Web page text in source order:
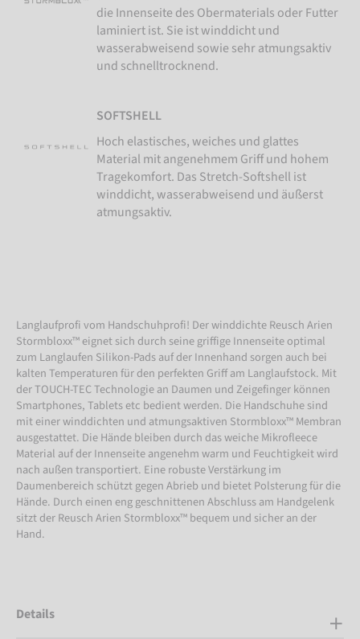
die Innenseite des Obermaterials oder Futter
laminiert ist. Sie ist winddicht und
wasserabweisend sowie sehr atmungsaktiv
und schnelltrocknend.
SOFTSHELL
Hoch elastisches, weiches und glattes
Material mit angenehmem Griff und hohem
Tragekomfort. Das Stretch-Softshell ist
winddicht, wasserabweisend und äußerst
atmungsaktiv.
Langlaufprofi vom Handschuhprofi! Der winddichte Reusch Arien
Stormbloxx™ eignet sich durch seine griffige Innenseite optimal
zum Langlaufen Silikon-Pads auf der Innenhand sorgen auch bei
kalten Temperaturen für den perfekten Griff am Langlaufstock. Mit
der TOUCH-TEC Technologie an Daumen und Zeigefinger können
Smartphones, Tablets etc bedient werden. Die Handschuhe sind
mit einer winddichten und atmungsaktiven Stormbloxx™ Membran
ausgestattet. Die Hände bleiben durch das weiche Mikrofleece
Material auf der Innenseite angenehm warm und Feuchtigkeit wird
nach außen transportiert. Eine robuste Verstärkung im
Daumenbereich schützt gegen Abrieb und bietet Polsterung für die
Hände. Durch einen eng geschnittenen Abschluss am Handgelenk
sitzt der Reusch Arien Stormbloxx™ bequem und sicher an der
Hand.
Details